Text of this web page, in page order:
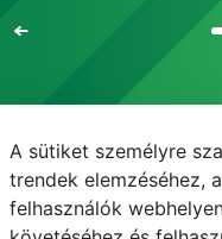
Email
Médiaközpont
A sütiket személyre
trendek elemzéséhez,
felhasználók